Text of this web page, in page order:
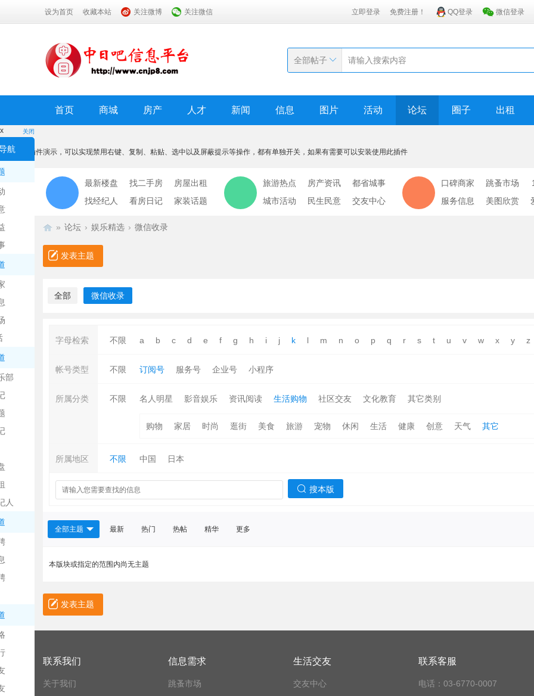
设为首页 收藏本站 关注微博 关注微信 立即登录 免费注册！ QQ登录 微信登录
全部帖子
首页 商城 房产 人才 新闻 信息 图片 活动 论坛 圈子 出租
关闭
航
部
人
x
本功能为插件演示，可以实现禁用右键、复制、粘贴、选中以及屏蔽提示等操作，都有单独开关，如果有需要可以安装使用此插件
我知道了
最新楼盘 找二手房
房屋出租
找经纪人
看房日记 家装话题
旅游热点 房产资讯
都省城事
城市活动
民生民意 交友中心
口碑商家 跳蚤市场
服务信息
美图欣赏
» 论坛 › 娱乐精选 › 微信收录
发表主题
全部 微信收录
字母检索 不限 a b c d e f g h i j k l m n o p q r s t u v w x y z
帐号类型 不限 订阅号 服务号 企业号 小程序
所属分类 不限 名人明星 影音娱乐 资讯阅读 生活购物 社区交友 文化教育 其它类别
购物 家居 时尚 逛街 美食 旅游 宠物 休闲 生活 健康 创意 天气 其它
所属地区 不限 中国 日本
搜本版
全部主题 最新 热门 热帖 精华 更多
本版块或指定的范围内尚无主题
发表主题
联系我们
关于我们
信息需求
跳蚤市场
生活交友
交友中心
联系客服
电话：03-6770-0007